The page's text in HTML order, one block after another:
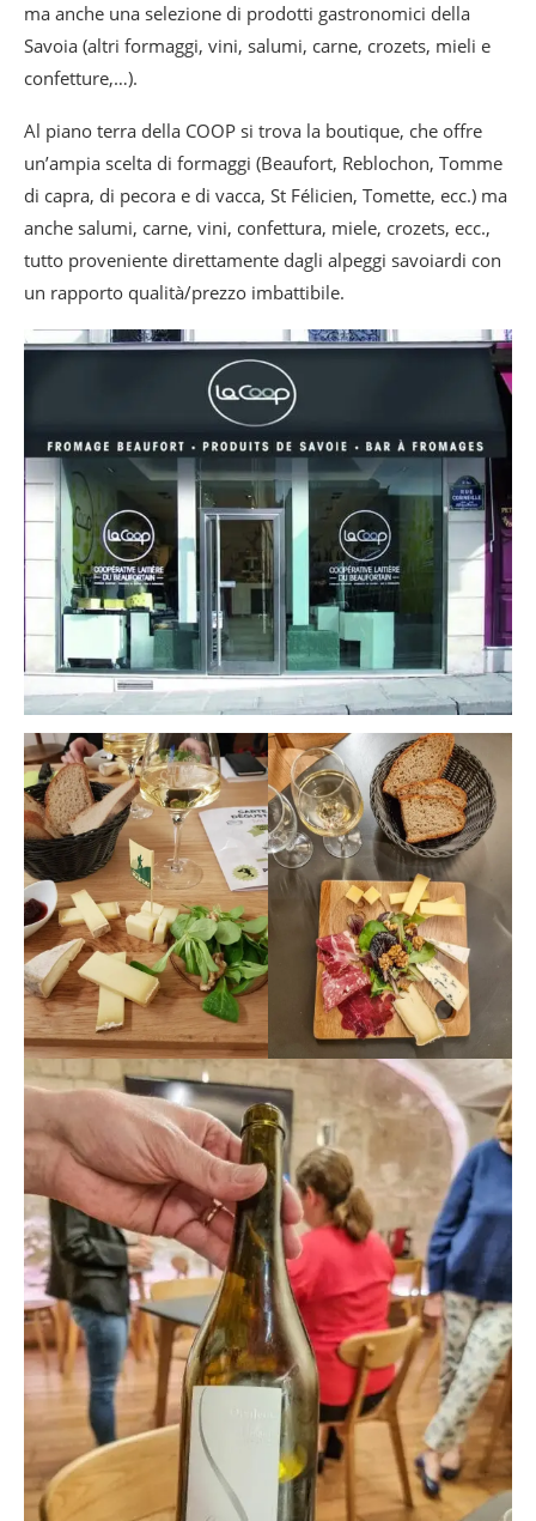
ma anche una selezione di prodotti gastronomici della
Savoia (altri formaggi, vini, salumi, carne, crozets, mieli e
confetture,…).
Al piano terra della COOP si trova la boutique, che offre
un’ampia scelta di formaggi (Beaufort, Reblochon, Tomme
di capra, di pecora e di vacca, St Félicien, Tomette, ecc.) ma
anche salumi, carne, vini, confettura, miele, crozets, ecc.,
tutto proveniente direttamente dagli alpeggi savoiardi con
un rapporto qualità/prezzo imbattibile.